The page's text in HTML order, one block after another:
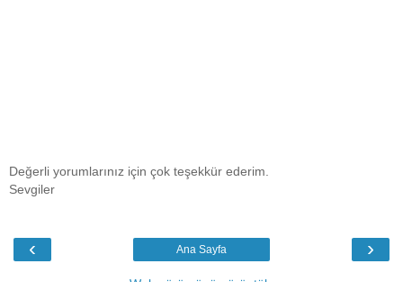
Değerli yorumlarınız için çok teşekkür ederim.
Sevgiler
‹ ›
Ana Sayfa